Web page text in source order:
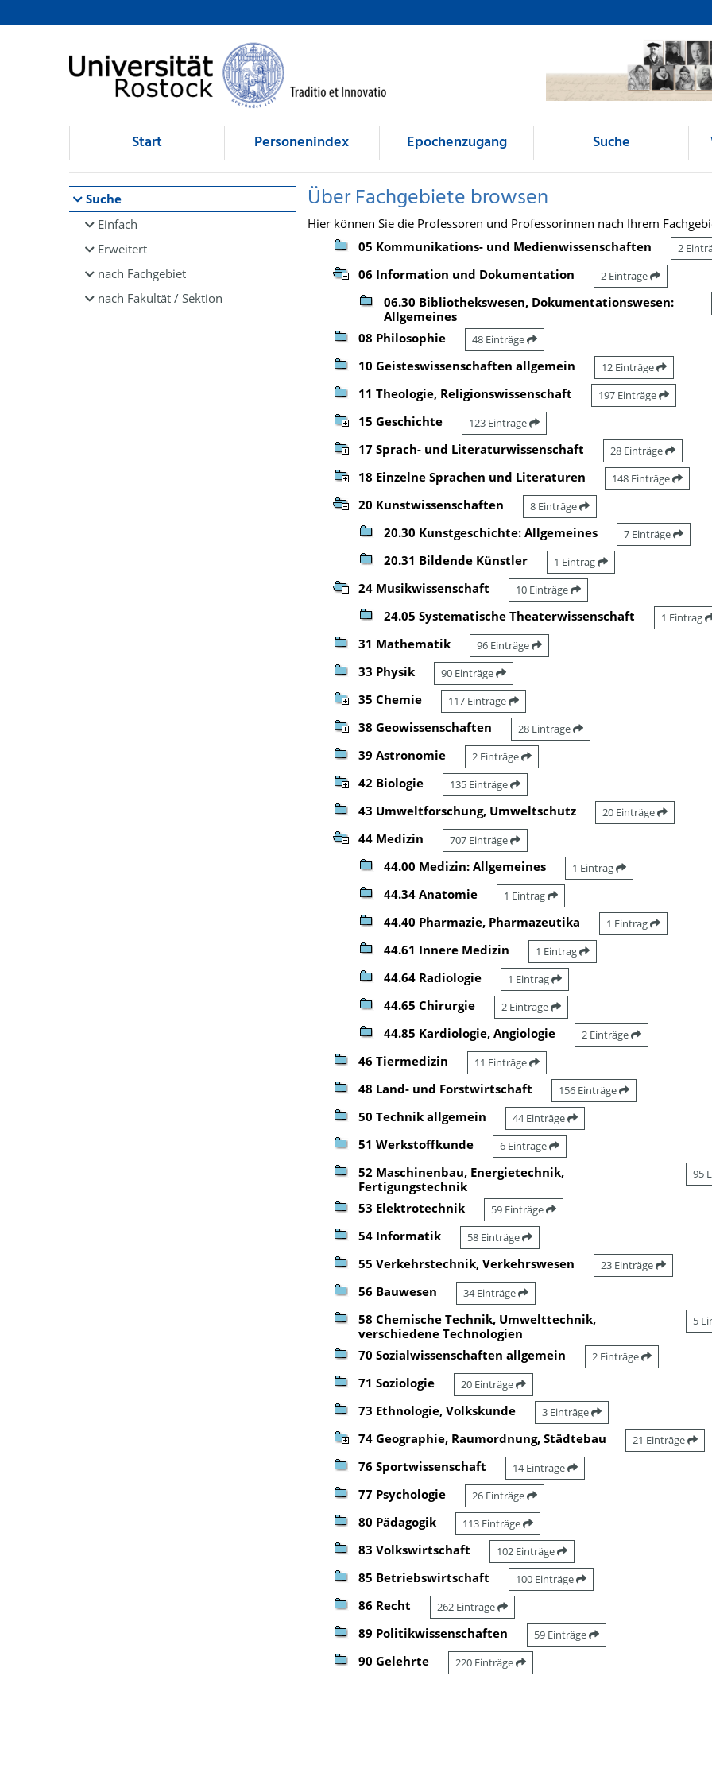
Browsen
direkt zum Inhalt
Start Personenindex Epochenzugang Suche
Suche
Einfach
Erweitert
nach Fachgebiet
nach Fakultät / Sektion
Über Fachgebiete browsen
Hier können Sie die Professoren und Professorinnen nach Ihrem
05 Kommunikations- und Medienwissenschaften
2
06 Information und Dokumentation 2 Einträge
06.30 Bibliothekswesen, Dokumentationswesen:
Allgemeines
08 Philosophie 48 Einträge
10 Geisteswissenschaften allgemein 12 Einträge
11 Theologie, Religionswissenschaft 197 Einträge
15 Geschichte 123 Einträge
17 Sprach- und Literaturwissenschaft 28 Einträge
18 Einzelne Sprachen und Literaturen 148 Einträge
20 Kunstwissenschaften 8 Einträge
20.30 Kunstgeschichte: Allgemeines 7 Einträge
20.31 Bildende Künstler 1 Eintrag
24 Musikwissenschaft 10 Einträge
24.05 Systematische Theaterwissenschaft 1 Eintrag
31 Mathematik 96 Einträge
33 Physik 90 Einträge
35 Chemie 117 Einträge
38 Geowissenschaften 28 Einträge
39 Astronomie 2 Einträge
42 Biologie 135 Einträge
43 Umweltforschung, Umweltschutz 20 Einträge
44 Medizin 707 Einträge
44.00 Medizin: Allgemeines 1 Eintrag
44.34 Anatomie 1 Eintrag
44.40 Pharmazie, Pharmazeutika 1 Eintrag
44.61 Innere Medizin 1 Eintrag
44.64 Radiologie 1 Eintrag
44.65 Chirurgie 2 Einträge
44.85 Kardiologie, Angiologie 2 Einträge
46 Tiermedizin 11 Einträge
48 Land- und Forstwirtschaft 156 Einträge
50 Technik allgemein 44 Einträge
51 Werkstoffkunde 6 Einträge
52 Maschinenbau, Energietechnik,
Fertigungstechnik
95
53 Elektrotechnik 59 Einträge
54 Informatik 58 Einträge
55 Verkehrstechnik, Verkehrswesen 23 Einträge
56 Bauwesen 34 Einträge
58 Chemische Technik, Umwelttechnik,
verschiedene Technologien
5
70 Sozialwissenschaften allgemein 2 Einträge
71 Soziologie 20 Einträge
73 Ethnologie, Volkskunde 3 Einträge
74 Geographie, Raumordnung, Städtebau 21 Einträge
76 Sportwissenschaft 14 Einträge
77 Psychologie 26 Einträge
80 Pädagogik 113 Einträge
83 Volkswirtschaft 102 Einträge
85 Betriebswirtschaft 100 Einträge
86 Recht 262 Einträge
89 Politikwissenschaften 59 Einträge
90 Gelehrte 220 Einträge